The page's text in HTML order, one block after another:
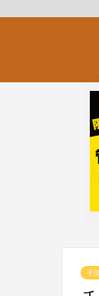
手